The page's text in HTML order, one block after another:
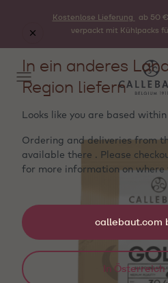
Kostenlose Lieferung
ab 50
verpackt mit Kühlpacks
In ein anderes
Region liefern
Looks like you are based within
Ordering and deliveries from
available there . Please
for more information on where
callebaut.com
In Österreich